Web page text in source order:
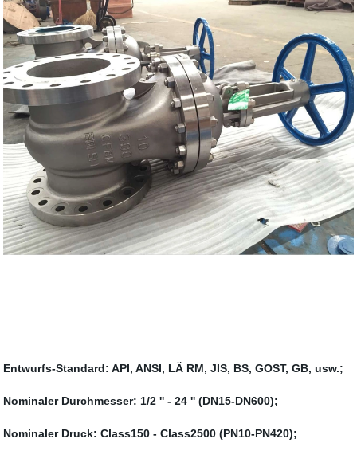
Entwurfs-Standard: API, ANSI, LÄ RM, JIS, BS, GOST, GB, usw.;
Nominaler Durchmesser: 1/2 '' - 24 '' (DN15-DN600);
Nominaler Druck: Class150 - Class2500 (PN10-PN420);